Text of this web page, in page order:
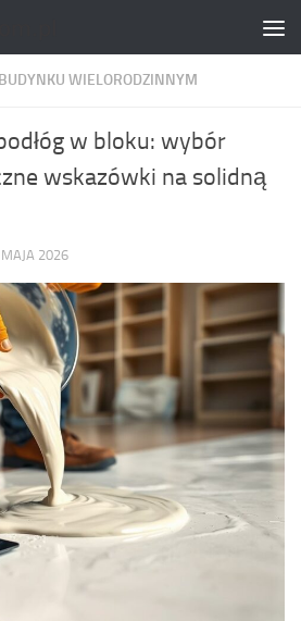
WIELORODZINNYM
w bloku: wybór
wskazówki na solidną
2026